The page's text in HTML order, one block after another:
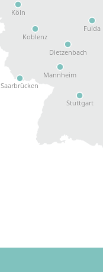
Dietzenbach
Fulda
Koblenz
Köln
Mannheim
Saarbrücken
Stuttgart